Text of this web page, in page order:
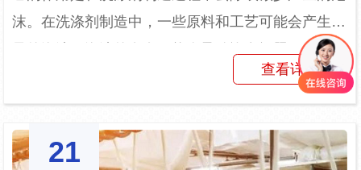
沫。在洗涤剂制造中，一些原料和工艺可能会产生大
量的泡沫。泡沫的存在可能会导致许多问题，例如影
查看详情
21